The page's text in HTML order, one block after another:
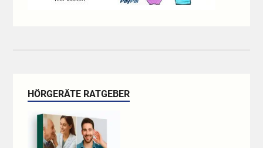
HÖRGERÄTE RATGEBER